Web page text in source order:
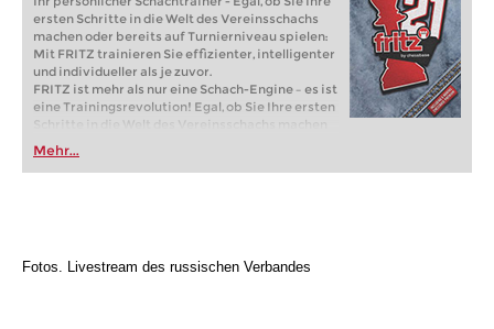
ersten Schritte in die Welt des Vereinsschachs
machen oder bereits auf Turnierniveau spielen:
Mit FRITZ trainieren Sie effizienter, intelligenter
und individueller als je zuvor.
FRITZ ist mehr als nur eine Schach-Engine – es ist
eine Trainingsrevolution! Egal, ob Sie Ihre ersten
Schritte in die Welt des Vereinsschachs machen
oder bereits auf Turnierniveau spielen: Mit
FRITZ trainieren Sie effizienter, intelligenter und
individueller als je zuvor.
Mehr...
Fotos. Livestream des russischen Verbandes